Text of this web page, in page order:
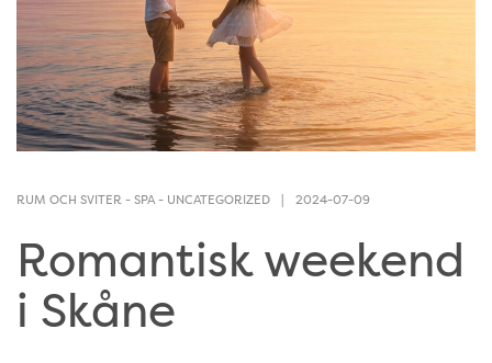
RUM OCH SVITER-SPA- UNCATEGORIZED 2024-07-09
Romantisk weekend
i Skåne